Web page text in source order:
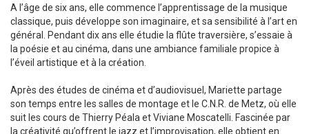
A l’âge de six ans, elle commence l’apprentissage de la musique
classique, puis développe son imaginaire, et sa sensibilité à l’art en
général. Pendant dix ans elle étudie la flûte traversière, s’essaie à
la poésie et au cinéma, dans une ambiance familiale propice à
l’éveil artistique et à la création.
Après des études de cinéma et d’audiovisuel, Mariette partage
son temps entre les salles de montage et le C.N.R. de Metz, où elle
suit les cours de Thierry Péala et Viviane Moscatelli. Fascinée par
la créativité qu’offrent le jazz et l’improvisation, elle obtient en